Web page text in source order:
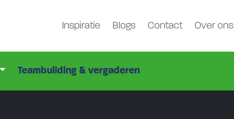
Inspiratie Blogs Contact Over ons
Teambuilding & vergaderen